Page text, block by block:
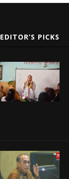
EDITOR’S PICKS